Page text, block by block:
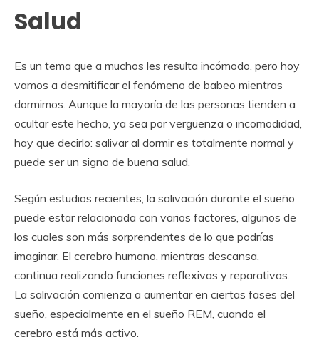
Salud
Es un tema que a muchos les resulta incómodo, pero hoy
vamos a desmitificar el fenómeno de babeo mientras
dormimos. Aunque la mayoría de las personas tienden a
ocultar este hecho, ya sea por vergüenza o incomodidad,
hay que decirlo: salivar al dormir es totalmente normal y
puede ser un signo de buena salud.
Según estudios recientes, la salivación durante el sueño
puede estar relacionada con varios factores, algunos de
los cuales son más sorprendentes de lo que podrías
imaginar. El cerebro humano, mientras descansa,
continua realizando funciones reflexivas y reparativas.
La salivación comienza a aumentar en ciertas fases del
sueño, especialmente en el sueño REM, cuando el
cerebro está más activo.